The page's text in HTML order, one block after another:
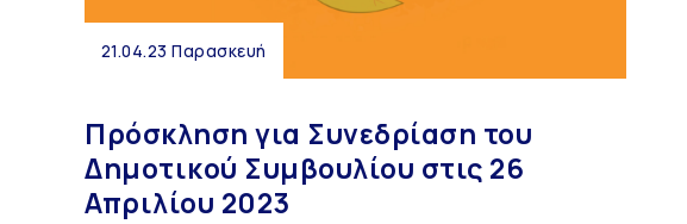
21.04.23 Παρασκευή
Πρόσκληση για Συνεδρίαση του
Δημοτικού Συμβουλίου στις 26
Απριλίου 2023